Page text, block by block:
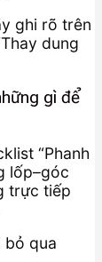
ghi rõ trên
dung
gì để
“Phanh
lốp–góc
trực tiếp
bỏ qua